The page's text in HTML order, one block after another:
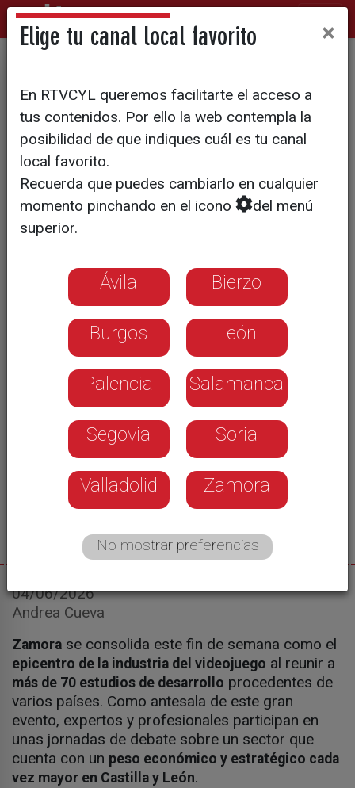
Zamora se convierte en la
capital del videojuego con un
encuentro de más de 70
estudios internacionales
Profesionales del sector analizan el
auge de esta industria en Castilla y
para conectar a estudiantes de
Universidad y FP con el mercado laboral
04/06/2026
Andrea Cueva
Zamora se consolida este fin de semana como el
epicentro de la industria del videojuego al reunir a
más de 70 estudios de desarrollo procedentes de
varios países. Como antesala de este gran
evento, expertos y profesionales participan en
unas jornadas de debate sobre un sector que
cuenta con un peso económico y estratégico cada
vez mayor en Castilla y León.
Elige tu canal local favorito ×
En RTVCYL queremos facilitarte el acceso a
tus contenidos. Por ello la web contempla la
posibilidad de que indiques cuál es tu canal
local favorito.
Recuerda que puedes cambiarlo en cualquier
momento pinchando en el icono
del menú
superior.
Ávila Bierzo
Burgos León
Palencia Salamanca
Segovia Soria
Valladolid Zamora
No mostrar preferencias